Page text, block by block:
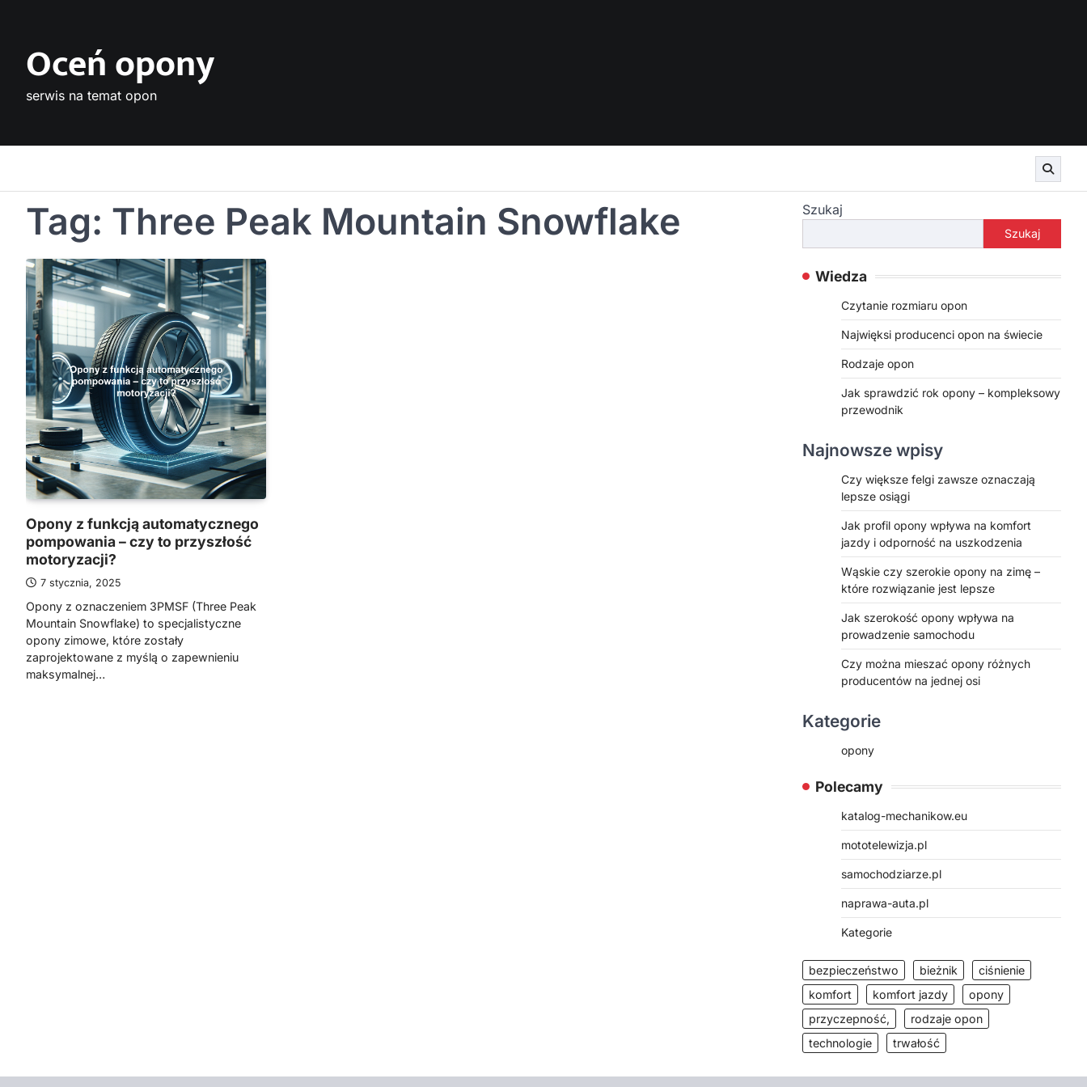
contentOceń opony
serwis na temat opon
Tag: Three Peak Mountain Snowflake
Opony z funkcją automatycznego
pompowania – czy to przyszłość
motoryzacji?
7 stycznia, 2025
Opony z oznaczeniem 3PMSF (Three Peak
Mountain Snowflake) to specjalistyczne
opony zimowe, które zostały
zaprojektowane z myślą o zapewnieniu
maksymalnej…
Szukaj
Szukaj
Wiedza
Czytanie rozmiaru opon
Najwięksi producenci opon na świecie
Rodzaje opon
Jak sprawdzić rok opony – kompleksowy
przewodnik
Najnowsze wpisy
Czy większe felgi zawsze oznaczają
lepsze osiągi
Jak profil opony wpływa na komfort
jazdy i odporność na uszkodzenia
Wąskie czy szerokie opony na zimę –
które rozwiązanie jest lepsze
Jak szerokość opony wpływa na
prowadzenie samochodu
Czy można mieszać opony różnych
producentów na jednej osi
Kategorie
opony
Polecamy
katalog-mechanikow.eu
mototelewizja.pl
samochodziarze.pl
naprawa-auta.pl
Kategorie
bezpieczeństwo bieżnik
ciśnienie
komfort
komfort jazdy
opony
przyczepność,
rodzaje opon
technologie
trwałość